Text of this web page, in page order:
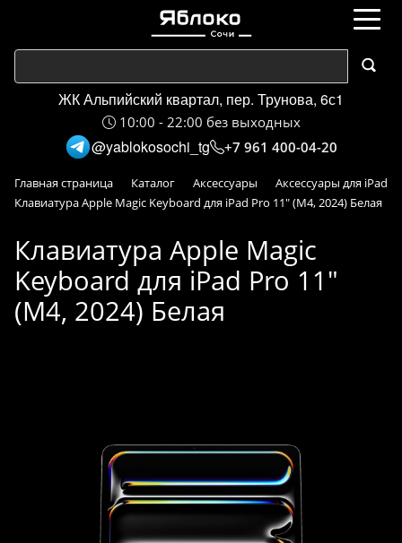
ЖК Альпийский квартал, пер. Трунова, 6с1
10:00 - 22:00 без выходных
@yablokosochi_tg +7 961 400-04-20
Главная страница Каталог Аксессуары
Аксессуары для iPad
Клавиатура Apple Magic Keyboard для iPad Pro 11" (M4, 2024) Белая
Клавиатура Apple Magic
Keyboard для iPad Pro 11"
(M4, 2024) Белая